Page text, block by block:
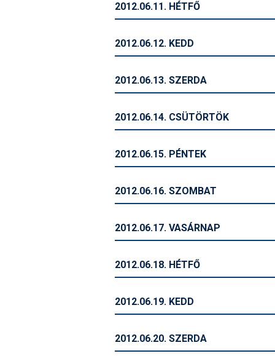
2012.06.11. HÉTFŐ
2012.06.12. KEDD
2012.06.13. SZERDA
2012.06.14. CSÜTÖRTÖK
2012.06.15. PÉNTEK
2012.06.16. SZOMBAT
2012.06.17. VASÁRNAP
2012.06.18. HÉTFŐ
2012.06.19. KEDD
2012.06.20. SZERDA